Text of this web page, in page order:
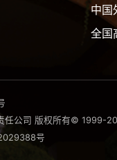
中国
全国
任公司 版权所有© 1999-
号